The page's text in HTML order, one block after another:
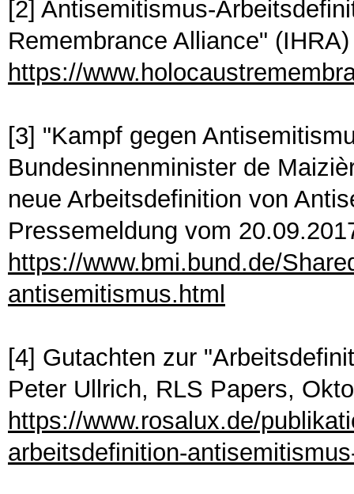
[2] Antisemitismus-
Remembrance Alliance" (IHRA)
https://
[3] "Kampf gegen
Bundesinnenminister de
neue Arbeitsdefinition von
Pressemeldung vom
https://www.bmi.bund.de/
antisemitismus.html
[4] Gutachten zur
Peter Ullrich, RLS Papers,
https://www.rosalux.de/
arbeitsdefinition-